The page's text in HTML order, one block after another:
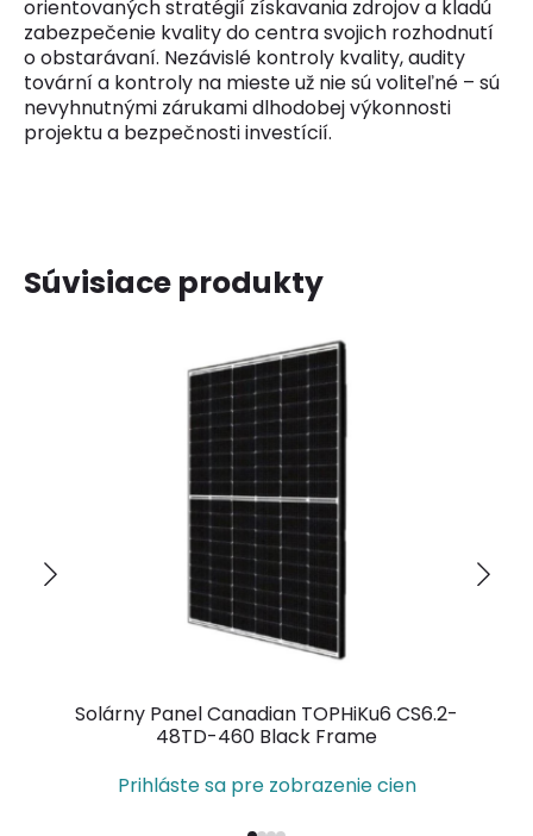
orientovaných stratégií získavania zdrojov a kladú
zabezpečenie kvality do centra svojich rozhodnutí
o obstarávaní. Nezávislé kontroly kvality, audity
tovární a kontroly na mieste už nie sú voliteľné – sú
nevyhnutnými zárukami dlhodobej výkonnosti
projektu a bezpečnosti investícií.
Súvisiace produkty
Solárny Panel Canadian TOPHiKu6 CS6.2-
48TD-460 Black Frame
Prihláste sa pre zobrazenie cien